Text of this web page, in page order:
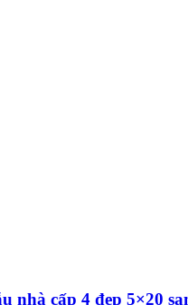
nhà cấp 4 đẹp 5×20